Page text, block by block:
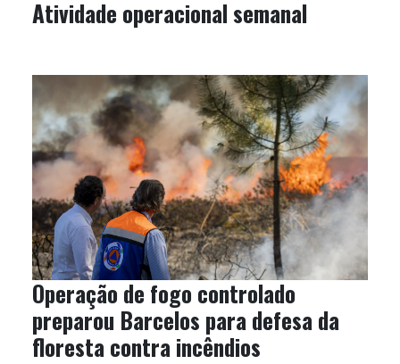
Atividade operacional semanal
Operação de fogo controlado
preparou Barcelos para defesa da
floresta contra incêndios